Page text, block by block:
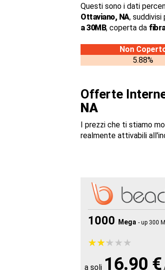
Questi sono i dati
Ottaviano, NA, suddivisi
a 30MB, coperta da
Non
5.88%
Offerte
NA
I prezzi che ti stiamo
realmente attivabili
1000 Mega - up 300
★★★★★
★★★★★
a soli 16.90 €